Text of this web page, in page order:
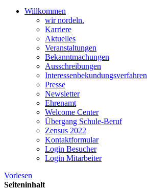
Willkommen
wir nordeln.
Karriere
Aktuelles
Veranstaltungen
Bekanntmachungen
Ausschreibungen
Interessen­bekundungsverfahren
Presse
Newsletter
Ehrenamt
Welcome Center
Übergang Schule-Beruf
Zensus 2022
Kontaktformular
Login Besucher
Login Mitarbeiter
Vorlesen
Seiteninhalt